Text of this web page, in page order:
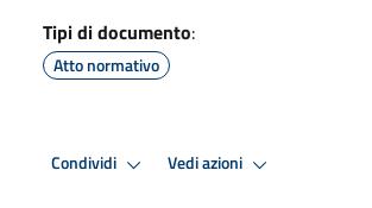
Tipi di documento:
Atto normativo
Condividi Vedi azioni